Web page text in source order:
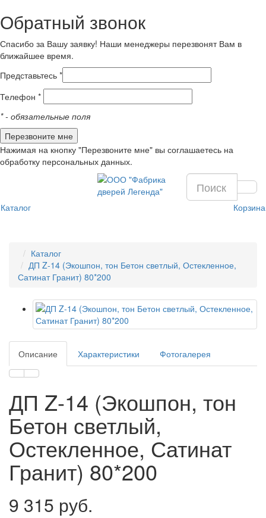
Обратный звонок
Спасибо за Вашу заявку! Наши менеджеры перезвонят Вам в
ближайшее время.
Представьтесь *
Телефон *
*- обязательные поля
Нажимая на кнопку "Перезвоните мне" вы соглашаетесь на
обработку персональных данных.
Каталог Корзина
Каталог
ДП Z-14 (Экошпон, тон Бетон светлый, Остекленное,
Сатинат Гранит) 80*200
Описание Характеристики Фотогалерея
ДП Z-14 (Экошпон, тон
Бетон светлый,
Остекленное, Сатинат
Гранит) 80*200
9 315 руб.